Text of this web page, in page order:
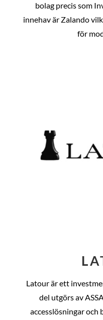
bolag precis som
innehav är Zalando
för
Latour är ett
del utgörs av
accesslösningar och